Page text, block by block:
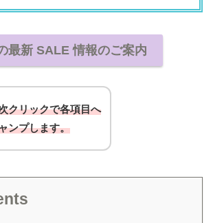
最新 SALE 情報のご案内
クリックで各項目へ
ンプします。